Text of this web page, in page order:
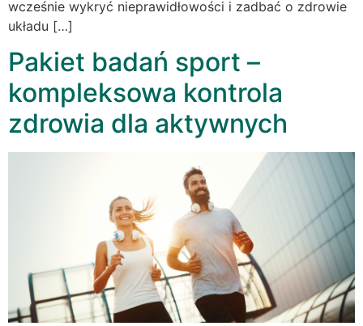
wcześnie wykryć nieprawidłowości i zadbać o zdrowie
układu […]
Pakiet badań sport –
kompleksowa kontrola
zdrowia dla aktywnych